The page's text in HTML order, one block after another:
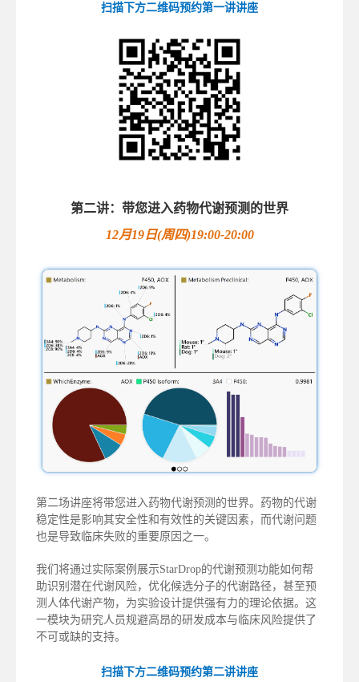
扫描下方二维码预约第一讲讲座
第二讲：带您进入药物代谢预测的世界
12月19日(周四)19:00-20:00
第二场讲座将带您进入药物代谢预测的世界。药物的代谢
稳定性是影响其安全性和有效性的关键因素，而代谢问题
也是导致临床失败的重要原因之一。
我们将通过实际案例展示StarDrop的代谢预测功能如何帮
助识别潜在代谢风险，优化候选分子的代谢路径，甚至预
测人体代谢产物，为实验设计提供强有力的理论依据。这
一模块为研究人员规避高昂的研发成本与临床风险提供了
不可或缺的支持。
扫描下方二维码预约第二讲讲座